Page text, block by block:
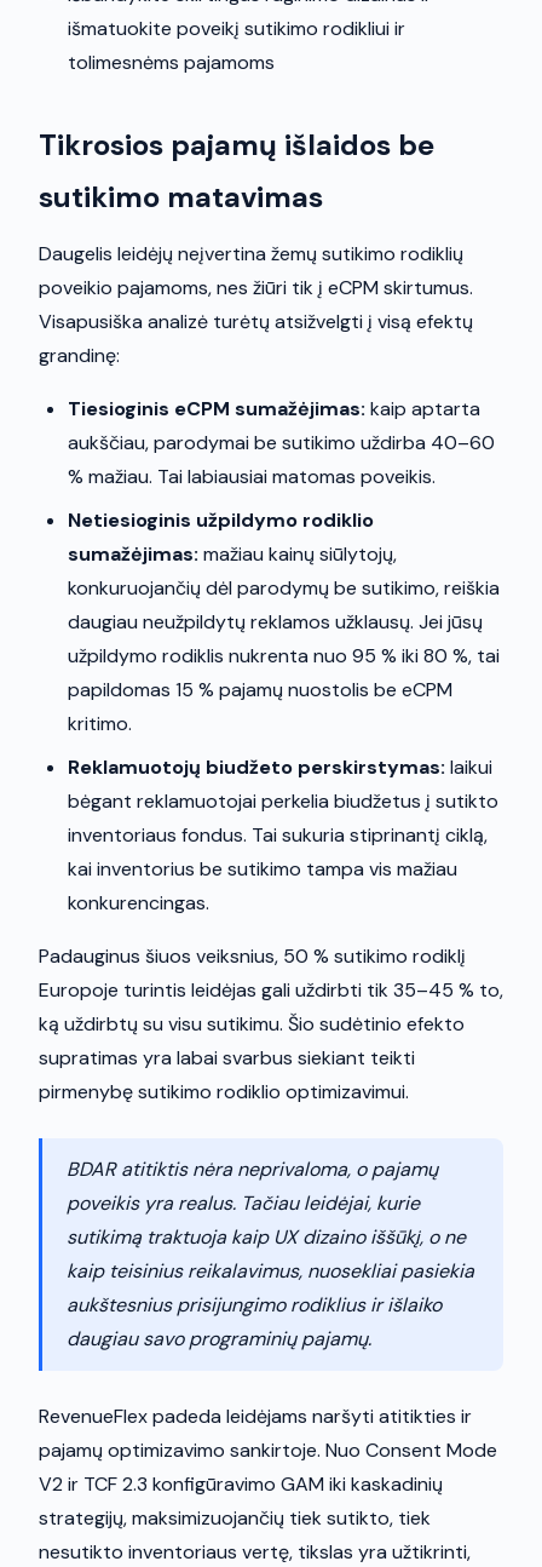
išmatuokite poveikį sutikimo rodikliui ir
tolimesnėms pajamoms
Tikrosios pajamų išlaidos be
sutikimo matavimas
Daugelis leidėjų neįvertina žemų sutikimo rodiklių
poveikio pajamoms, nes žiūri tik į eCPM skirtumus.
Visapusiška analizė turėtų atsižvelgti į visą efektų
grandinę:
Tiesioginis eCPM sumažėjimas: kaip aptarta
aukščiau, parodymai be sutikimo uždirba 40–60
% mažiau. Tai labiausiai matomas poveikis.
Netiesioginis užpildymo rodiklio
sumažėjimas: mažiau kainų siūlytojų,
konkuruojančių dėl parodymų be sutikimo, reiškia
daugiau neužpildytų reklamos užklausų. Jei jūsų
užpildymo rodiklis nukrenta nuo 95 % iki 80 %, tai
papildomas 15 % pajamų nuostolis be eCPM
kritimo.
Reklamuotojų biudžeto perskirstymas: laikui
bėgant reklamuotojai perkelia biudžetus į sutikto
inventoriaus fondus. Tai sukuria stiprinantį ciklą,
kai inventorius be sutikimo tampa vis mažiau
konkurencingas.
Padauginus šiuos veiksnius, 50 % sutikimo rodiklį
Europoje turintis leidėjas gali uždirbti tik 35–45 % to,
ką uždirbtų su visu sutikimu. Šio sudėtinio efekto
supratimas yra labai svarbus siekiant teikti
pirmenybę sutikimo rodiklio optimizavimui.
BDAR atitiktis nėra neprivaloma, o pajamų
poveikis yra realus. Tačiau leidėjai, kurie
sutikimą traktuoja kaip UX dizaino iššūkį, o ne
kaip teisinius reikalavimus, nuosekliai pasiekia
aukštesnius prisijungimo rodiklius ir išlaiko
daugiau savo programinių pajamų.
RevenueFlex padeda leidėjams naršyti atitikties ir
pajamų optimizavimo sankirtoje. Nuo Consent Mode
V2 ir TCF 2.3 konfigūravimo GAM iki kaskadinių
strategijų, maksimizuojančių tiek sutikto, tiek
nesutikto inventoriaus vertę, tikslas yra užtikrinti,